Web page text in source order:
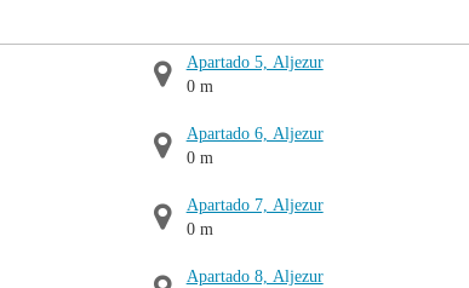
Apartado 5, Aljezur
0 m
Apartado 6, Aljezur
0 m
Apartado 7, Aljezur
0 m
Apartado 8, Aljezur